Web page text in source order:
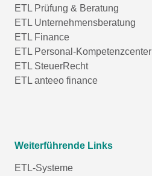
ETL Prüfung & Beratung
ETL Unternehmensberatung
ETL Finance
ETL Personal-Kompetenzcenter
ETL SteuerRecht
ETL anteeo finance
Weiterführende Links
ETL-Systeme